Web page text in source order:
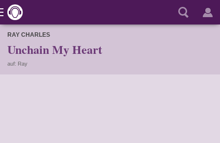
RAY CHARLES
Unchain My Heart
auf: Ray